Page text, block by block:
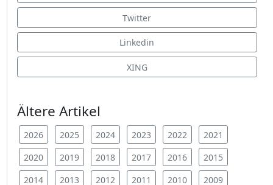
Twitter
Linkedin
XING
Ältere Artikel
2026 2025 2024 2023 2022
2021
2020
2019 2018 2017 2016
2015
2014
2013 2012 2011 2010
2009